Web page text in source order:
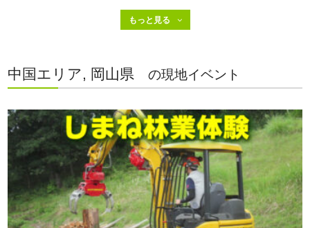
中国エリア, 岡山県 の現地イベント